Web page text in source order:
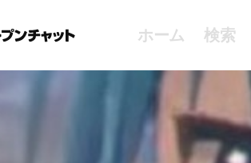
ホーム 検索